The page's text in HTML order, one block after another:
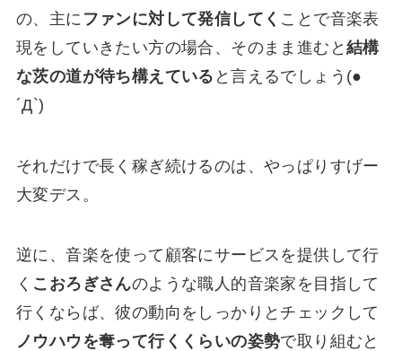
の、主に ファンに対して発信してく ことで音楽表
現をしていきたい方の場合、そのまま進むと 結構
な茨の道が待ち構えている と言えるでしょう(●
´Д`)
それだけで長く稼ぎ続けるのは、やっぱりすげー
大変デス。
逆に、音楽を使って顧客にサービスを提供して行
く こおろぎさんのような職人的音楽家を目指して
行くならば、彼の動向をしっかりとチェックして
ノウハウを奪って行くくらいの姿勢で取り組むと